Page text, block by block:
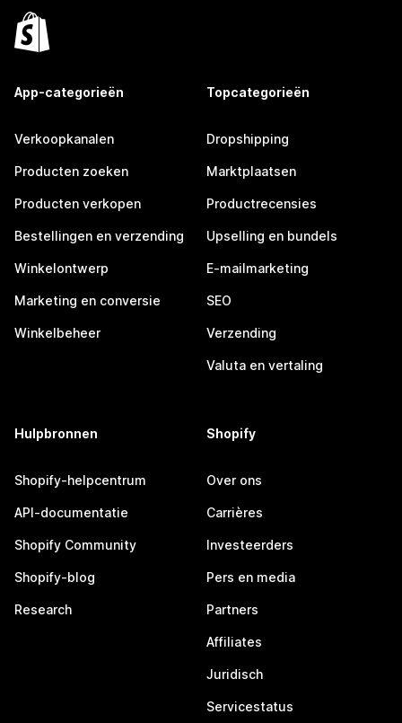
App-categorieën
Verkoopkanalen
Producten zoeken
Producten verkopen
Bestellingen en verzending
Winkelontwerp
Marketing en conversie
Winkelbeheer
Topcategorieën
Dropshipping
Marktplaatsen
Productrecensies
Upselling en bundels
E-mailmarketing
SEO
Verzending
Valuta en vertaling
Hulpbronnen
Shopify-helpcentrum
API-documentatie
Shopify Community
Shopify-blog
Research
Shopify
Over ons
Carrières
Investeerders
Pers en media
Partners
Affiliates
Juridisch
Servicestatus